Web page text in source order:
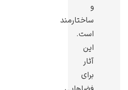
پل سزان
و
ساختارمند
است.
این
آثار
برای